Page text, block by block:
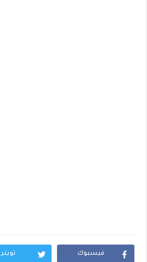
فيسبوك تويتر